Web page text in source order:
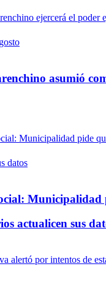
asumió
Municipalidad
actualicen sus